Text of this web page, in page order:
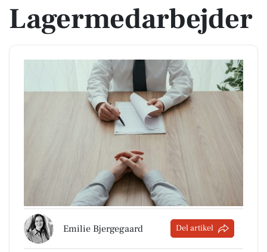
Lagermedarbejder
Emilie Bjergegaard Del artikel